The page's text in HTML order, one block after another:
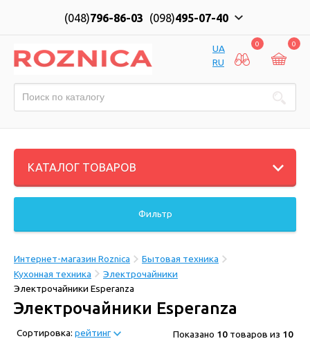
(048)796-86-03 (098)495-07-40
UA
RU
0 0
КАТАЛОГ ТОВАРОВ
Фильтр
Интернет-магазин Roznica
Бытовая техника
Кухонная техника
Электрочайники
Электрочайники Esperanza
Электрочайники Esperanza
Сортировка: рейтинг Показано 10 товаров из 10